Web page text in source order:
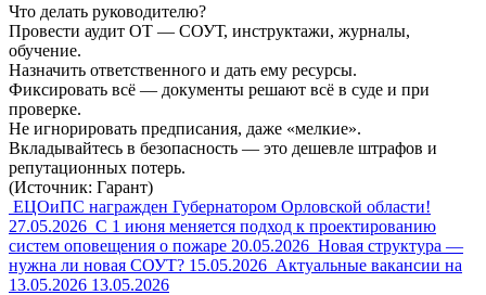
Что делать руководителю?
Провести аудит ОТ — СОУТ, инструктажи, журналы,
обучение.
Назначить ответственного и дать ему ресурсы.
Фиксировать всё — документы решают всё в суде и при
проверке.
Не игнорировать предписания, даже «мелкие».
Вкладывайтесь в безопасность — это дешевле штрафов и
репутационных потерь.
(Источник: Гарант)
ЕЦОиПС награжден Губернатором Орловской области!
27.05.2026 С 1 июня меняется подход к проектированию
систем оповещения о пожаре 20.05.2026 Новая структура —
нужна ли новая СОУТ? 15.05.2026 Актуальные вакансии на
13.05.2026 13.05.2026